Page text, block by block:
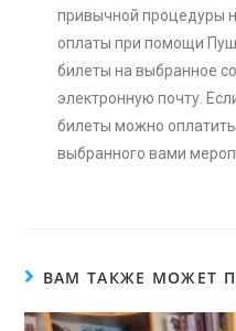
привычной процедуры
оплаты при помощи
билеты на выбранное
электронную почту.
билеты можно оплатить
выбранного вами
ВАМ ТАКЖЕ МОЖЕТ